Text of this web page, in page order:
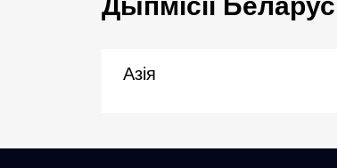
Дыпмісіі
Азія